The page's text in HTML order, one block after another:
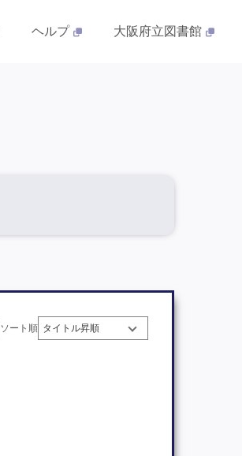
ヘルプ 大阪府立図書館
ソート順